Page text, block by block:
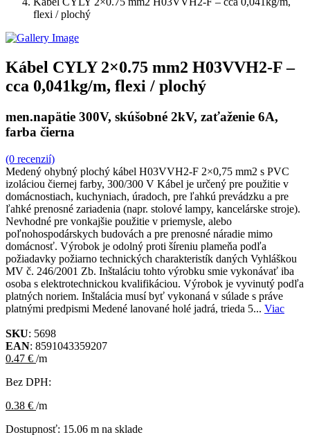
flexi / plochý
Kábel CYLY 2×0.75 mm2 H03VVH2-F –
cca 0,041kg/m, flexi / plochý
men.napätie 300V, skúšobné 2kV, zaťaženie 6A,
farba čierna
(0 recenzií)
Medený ohybný plochý kábel H03VVH2-F 2×0,75 mm2 s PVC
izoláciou čiernej farby, 300/300 V Kábel je určený pre použitie v
domácnostiach, kuchyniach, úradoch, pre ľahkú prevádzku a pre
ľahké prenosné zariadenia (napr. stolové lampy, kancelárske stroje).
Nevhodné pre vonkajšie použitie v priemysle, alebo
poľnohospodárskych budovách a pre prenosné náradie mimo
domácnosť. Výrobok je odolný proti šíreniu plameňa podľa
požiadavky požiarno technických charakteristík daných Vyhláškou
MV č. 246/2001 Zb. Inštaláciu tohto výrobku smie vykonávať iba
osoba s elektrotechnickou kvalifikáciou. Výrobok je vyvinutý podľa
platných noriem. Inštalácia musí byť vykonaná v súlade s práve
platnými predpismi Medené lanované holé jadrá, trieda 5... Viac
SKU: 5698
EAN: 8591043359207
0.47 € /m
Bez DPH:
0.38 € /m
Dostupnosť: 15.06 m na sklade